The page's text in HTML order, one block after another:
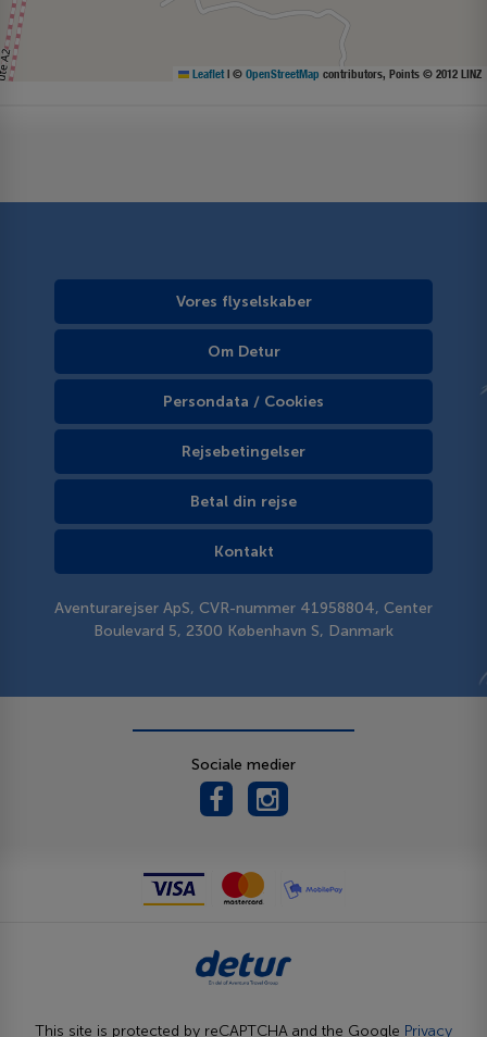
Leaflet | © OpenStreetMap contributors, Points © 2012 LINZ
Vores flyselskaber
Om Detur
Persondata / Cookies
Rejsebetingelser
Betal din rejse
Kontakt
Aventurarejser ApS, CVR-nummer 41958804, Center
Boulevard 5, 2300 København S, Danmark
Sociale medier
This site is protected by reCAPTCHA and the Google Privacy